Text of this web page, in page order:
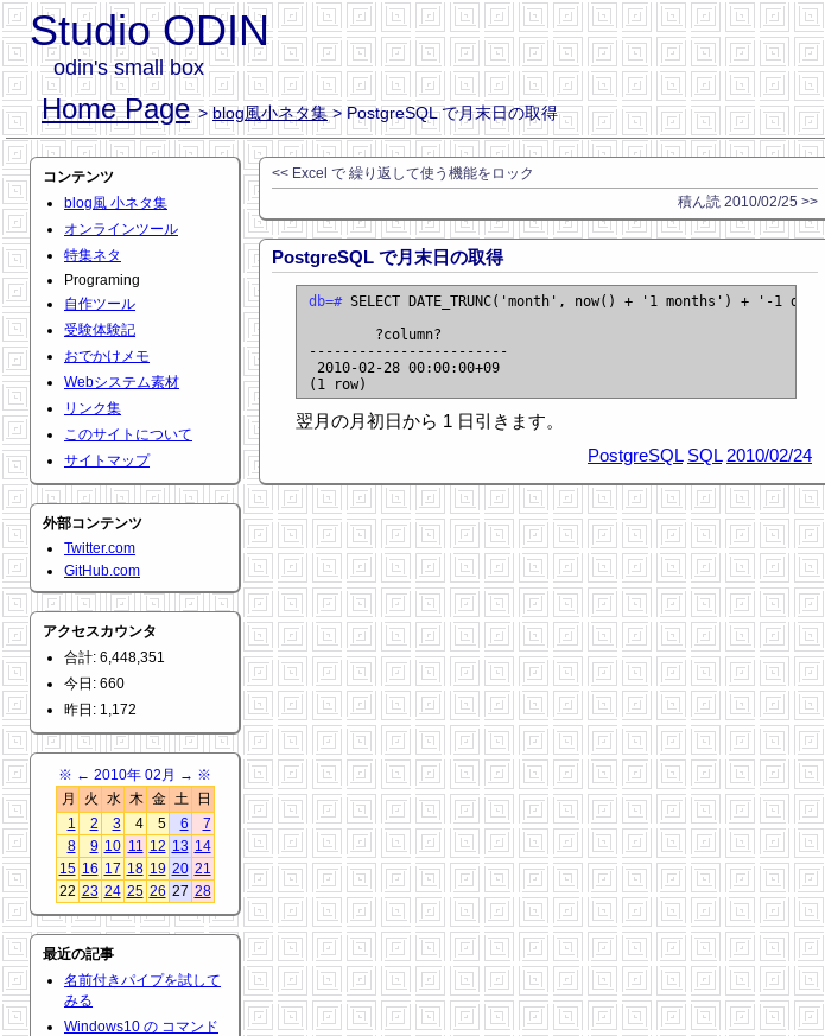
Studio ODIN
odin's small box
Home Page >blog風小ネタ集> PostgreSQL で月末日の取得
コンテンツ
blog風 小ネタ集
オンラインツール
特集ネタ
Programing
自作ツール
受験体験記
おでかけメモ
Webシステム素材
リンク集
このサイトについて
サイトマップ
外部コンテンツ
Twitter.com
GitHub.com
アクセスカウンタ
合計: 6,448,351
今日: 660
昨日: 1,172
※ ← 2010年 02月 → ※
月
火 水 木 金 土
日
1
2 3 4 5 6
7
8
9 10 11 12 13 14
15 16 17 18 19 20 21
22 23 24 25 26 27 28
最近の記事
名前付きパイプを試して
みる
Windows10 の コマンド
<< Excel で 繰り返して使う機能をロック
積ん読 2010/02/25 >>
PostgreSQL で月末日の取得
db=# SELECT DATE_TRUNC('month', now() + '1 months') + '-1
        ?column?
------------------------
2010-02-28 00:00:00+09
翌月の月初日から 1 日引きます。
PostgreSQL SQL 2010/02/24